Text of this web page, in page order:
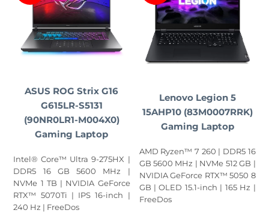
ASUS ROG Strix G16
G615LR-S5131
(90NR0LR1-M004X0)
Gaming Laptop
Intel® Core™ Ultra 9-275HX |
DDR5 16 GB 5600 MHz |
NVMe 1 TB | NVIDIA GeForce
RTX™ 5070Ti | IPS 16-inch |
240 Hz | FreeDos
Lenovo Legion 5
15AHP10 (83M0007RRK)
Gaming Laptop
AMD Ryzen™ 7 260 | DDR5 16
GB 5600 MHz | NVMe 512 GB |
NVIDIA GeForce RTX™ 5050 8
GB | OLED 15.1-inch | 165 Hz |
FreeDos